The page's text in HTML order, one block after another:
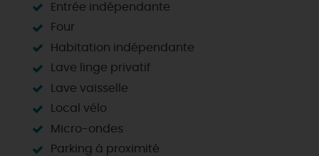
Entrée indépendante
Four
Habitation indépendante
Lave linge privatif
Lave vaisselle
Local vélo
Micro-ondes
Parking à proximité